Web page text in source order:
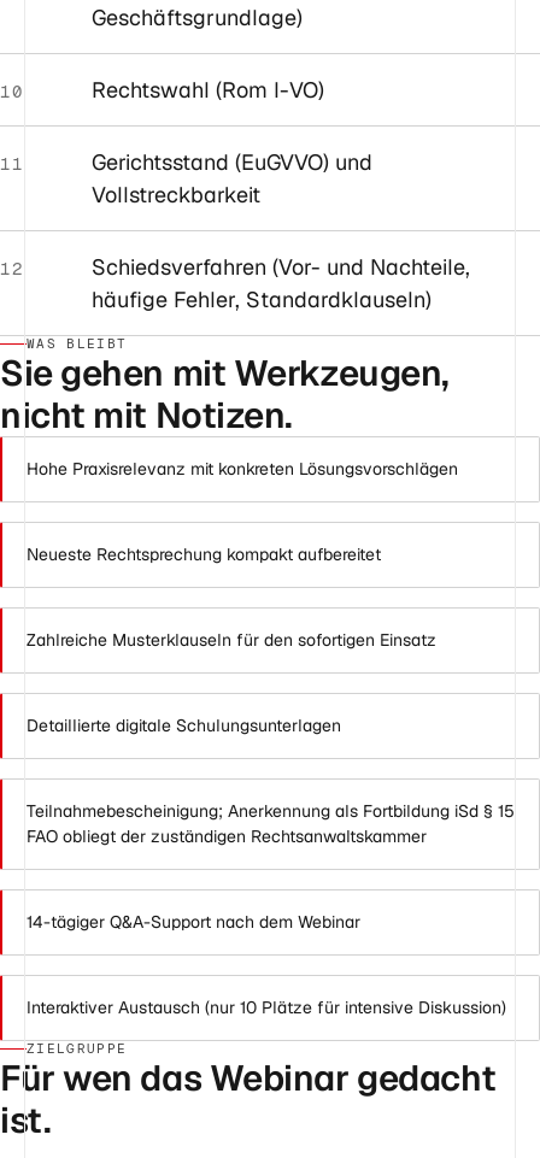
Geschäftsgrundlage)
10 Rechtswahl (Rom I-VO)
11
Gerichtsstand (EuGVVO) und
Vollstreckbarkeit
12
Schiedsverfahren (Vor- und Nachteile,
häufige Fehler, Standardklauseln)
WAS BLEIBT
Sie gehen mit Werkzeugen,
nicht mit Notizen.
Hohe Praxisrelevanz mit konkreten Lösungsvorschlägen
Neueste Rechtsprechung kompakt aufbereitet
Zahlreiche Musterklauseln für den sofortigen Einsatz
Detaillierte digitale Schulungsunterlagen
Teilnahmebescheinigung; Anerkennung als Fortbildung iSd § 15
FAO obliegt der zuständigen Rechtsanwaltskammer
14-tägiger Q&A-Support nach dem Webinar
Interaktiver Austausch (nur 10 Plätze für intensive Diskussion)
ZIELGRUPPE
Für wen das Webinar gedacht
ist.